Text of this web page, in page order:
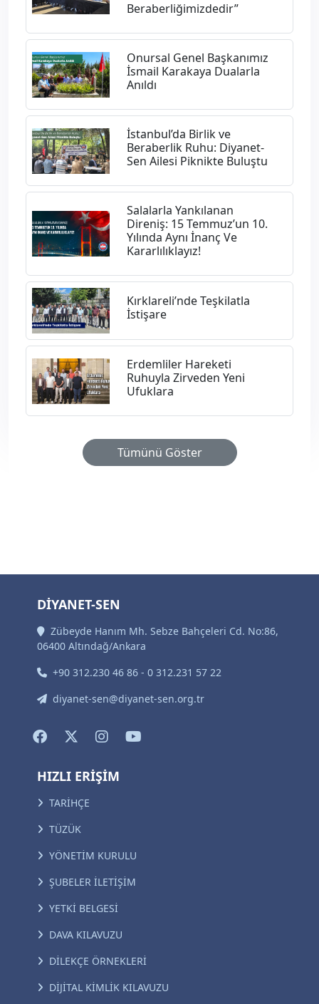
Beraberliğimizdedir”
Onursal Genel Başkanımız
İsmail Karakaya Dualarla
Anıldı
İstanbul’da Birlik ve
Beraberlik Ruhu: Diyanet-
Sen Ailesi Piknikte Buluştu
Salalarla Yankılanan
Direniş: 15 Temmuz’un 10.
Yılında Aynı İnanç Ve
Kararlılıklayız!
Kırklareli’nde Teşkilatla
İstişare
Erdemliler Hareketi
Ruhuyla Zirveden Yeni
Ufuklara
Tümünü Göster
DİYANET-SEN
Zübeyde Hanım Mh. Sebze Bahçeleri Cd. No:86,
06400 Altındağ/Ankara
+90 312.230 46 86 - 0 312.231 57 22
diyanet-sen@diyanet-sen.org.tr
HIZLI ERİŞİM
TARİHÇE
TÜZÜK
YÖNETİM KURULU
ŞUBELER İLETİŞİM
YETKİ BELGESİ
DAVA KILAVUZU
DİLEKÇE ÖRNEKLERİ
DİJİTAL KİMLİK KILAVUZU